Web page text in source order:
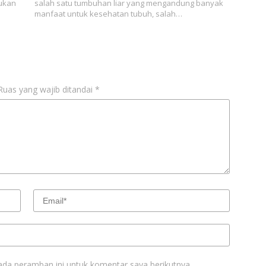
salah satu tumbuhan liar yang mengandung banyak
manfaat untuk kesehatan tubuh, salah…
yang wajib ditandai *